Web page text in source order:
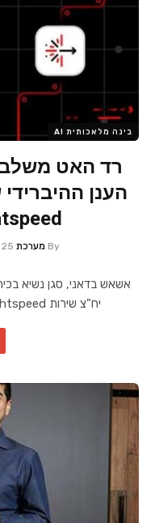
בינה מלאכותית AI
הענן
By מערכת AVMASTER 25 ביוני 2024
אשאש בדאני, סגן נשיא
יח"צ שירות Red Hat Lightspeed ירחיב את יכולות…